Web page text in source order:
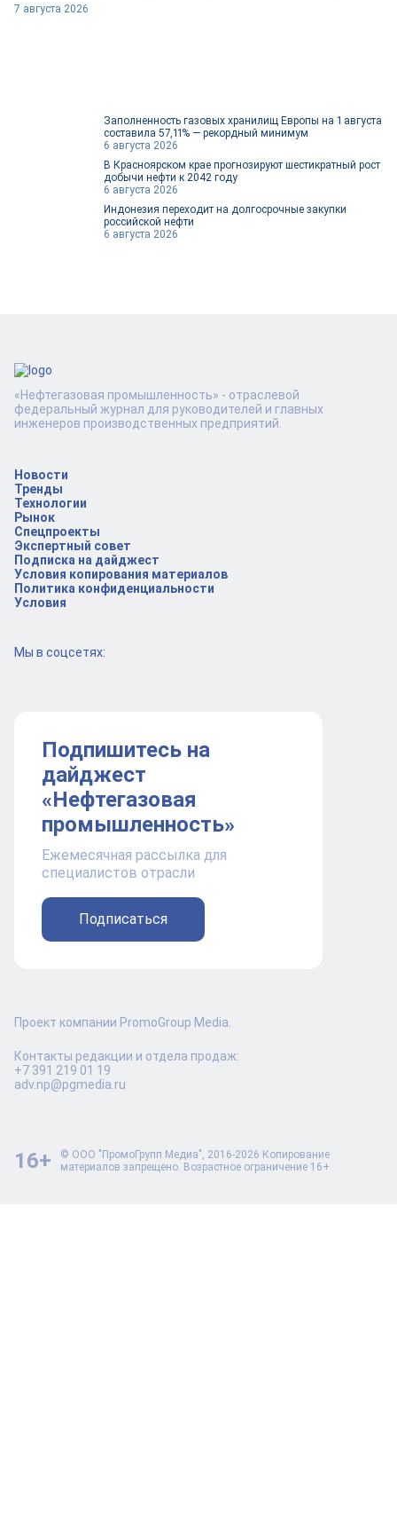
7 августа 2026
Заполненность газовых хранилищ Европы на 1 августа
составила 57,11% — рекордный минимум
6 августа 2026
В Красноярском крае прогнозируют шестикратный рост
добычи нефти к 2042 году
6 августа 2026
Индонезия переходит на долгосрочные закупки
российской нефти
6 августа 2026
Новости
Тренды
Технологии
Рынок
Спецпроекты
Экспертный совет
Подписка на дайджест
Условия копирования материалов
Политика конфиденциальности
Условия
Мы в соцсетях:
Подпишитесь на
дайджест
«Нефтегазовая
промышленность»
Ежемесячная рассылка для
специалистов отрасли
Подписаться
«Нефтегазовая промышленность» - отраслевой
федеральный журнал для руководителей и главных
инженеров производственных предприятий.
Проект компании PromoGroup Media.
Контакты редакции и отдела продаж:
+7 391 219 01 19
adv.np@pgmedia.ru
© ООО "ПромоГрупп Медиа", 2016-2026 Копирование
материалов запрещено. Возрастное ограничение 16+
16+